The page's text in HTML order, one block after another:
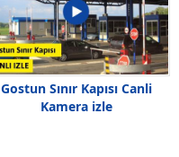
Gostun Sınır Kapısı Canli
Kamera izle